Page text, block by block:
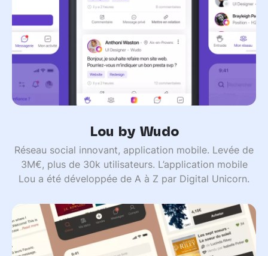
Lou by Wudo
Réseau social innovant, application mobile. Levée de
3M€, plus de 30k utilisateurs. L’application mobile
Lou a été développée de A à Z par Digital Unicorn.